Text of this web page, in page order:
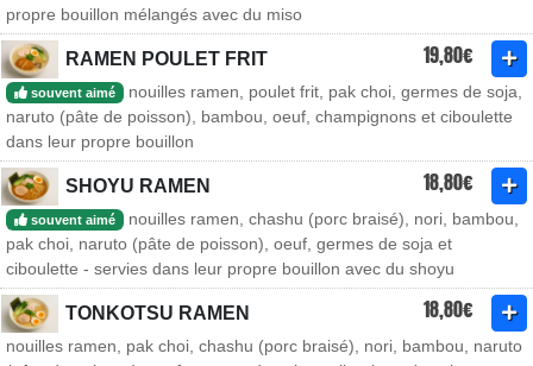
propre bouillon mélangés avec du miso
RAMEN POULET FRIT 19,80€
souvent aimé
nouilles ramen, poulet frit, pak choi, germes de soja,
naruto (pâte de poisson), bambou, oeuf, champignons et ciboulette
dans leur propre bouillon
SHOYU RAMEN 18,80€
souvent aimé
nouilles ramen, chashu (porc braisé), nori, bambou,
pak choi, naruto (pâte de poisson), oeuf, germes de soja et
ciboulette - servies dans leur propre bouillon avec du shoyu
TONKOTSU RAMEN 18,80€
nouilles ramen, pak choi, chashu (porc braisé), nori, bambou, naruto